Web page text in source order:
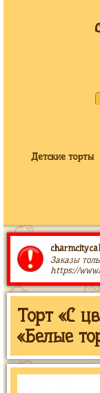
Детские торты
Заказы
https://
Торт «С
«Белые